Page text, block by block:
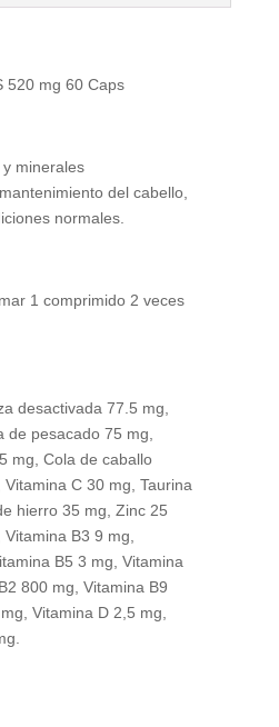
520 mg 60 Caps
minerales
del cabello,
normales.
1 comprimido 2 veces
desactivada 77.5 mg,
de pesacado 75 mg,
mg, Cola de caballo
C 30 mg, Taurina
hierro 35 mg, Zinc 25
B3 9 mg,
B5 3 mg, Vitamina
800 mg, Vitamina B9
Vitamina D 2,5 mg,